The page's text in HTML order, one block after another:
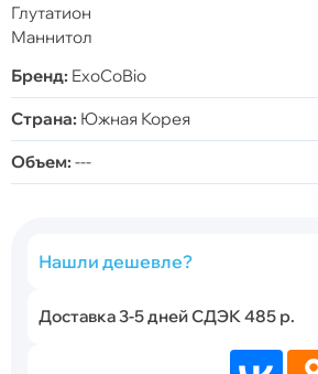
Глутатион
Маннитол
Бренд: ExoCoBio
Страна: Южная Корея
Объем: ---
Нашли дешевле?
Доставка 3-5 дней СДЭК 485 р.